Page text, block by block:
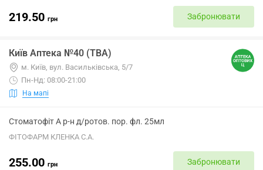
219.50 грн Забронювати
Київ Аптека №40 (ТВА)
м. Київ, вул. Васильківська, 5/7
Пн-Нд: 08:00-21:00
На мапі
Стоматофіт А р-н д/ротов. пор. фл. 25мл
ФІТОФАРМ КЛЕНКА С.А.
255.00 грн Забронювати